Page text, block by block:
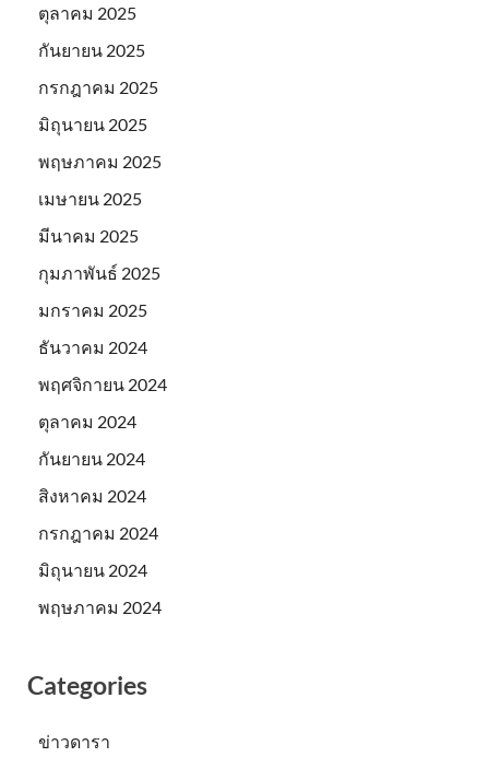
ตุลาคม 2025
กันยายน 2025
กรกฎาคม 2025
มิถุนายน 2025
พฤษภาคม 2025
เมษายน 2025
มีนาคม 2025
กุมภาพันธ์ 2025
มกราคม 2025
ธันวาคม 2024
พฤศจิกายน 2024
ตุลาคม 2024
กันยายน 2024
สิงหาคม 2024
กรกฎาคม 2024
มิถุนายน 2024
พฤษภาคม 2024
Categories
ข่าวดารา